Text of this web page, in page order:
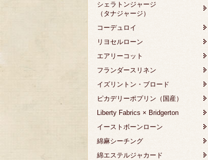
シェラトンジャージ
（タナジャージ）
コーデュロイ
リヨセルローン
エアリーコット
フランダースリネン
イズリントン・ブロード
ピカデリーポプリン（国産）
Liberty Fabrics × Bridgerton
イーストボーンローン
綿麻シーチング
綿エステルジャカード